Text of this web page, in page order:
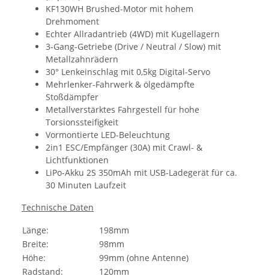
KF130WH Brushed-Motor mit hohem
Drehmoment
Echter Allradantrieb (4WD) mit Kugellagern
3-Gang-Getriebe (Drive / Neutral / Slow) mit
Metallzahnrädern
30° Lenkeinschlag mit 0,5kg Digital-Servo
Mehrlenker-Fahrwerk & ölgedämpfte
Stoßdämpfer
Metallverstärktes Fahrgestell für hohe
Torsionssteifigkeit
Vormontierte LED-Beleuchtung
2in1 ESC/Empfänger (30A) mit Crawl- &
Lichtfunktionen
LiPo-Akku 2S 350mAh mit USB-Ladegerät für ca.
30 Minuten Laufzeit
Technische Daten
Länge:
198mm
Breite:
98mm
Höhe:
99mm (ohne Antenne)
Radstand:
120mm